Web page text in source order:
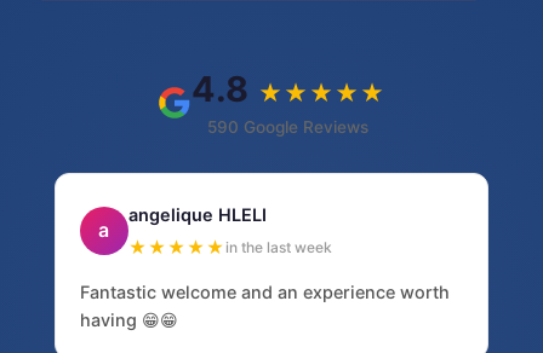
4.8 ★★★★★
590 Google Reviews
a
angelique HLELI
★★★★★ in the last week
Fantastic welcome and an experience worth
having 😁😁